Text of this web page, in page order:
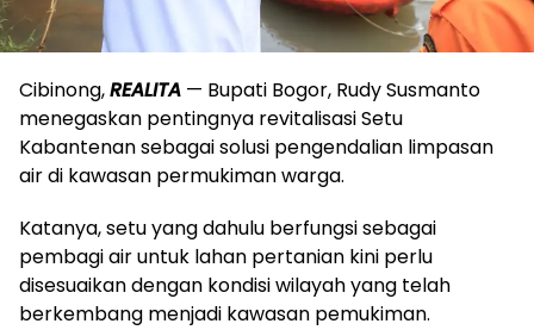
Cibinong,REALITA — Bupati Bogor, Rudy Susmanto
menegaskan pentingnya revitalisasi Setu
Kabantenan sebagai solusi pengendalian limpasan
air di kawasan permukiman warga.
Katanya, setu yang dahulu berfungsi sebagai
pembagi air untuk lahan pertanian kini perlu
disesuaikan dengan kondisi wilayah yang telah
berkembang menjadi kawasan pemukiman.